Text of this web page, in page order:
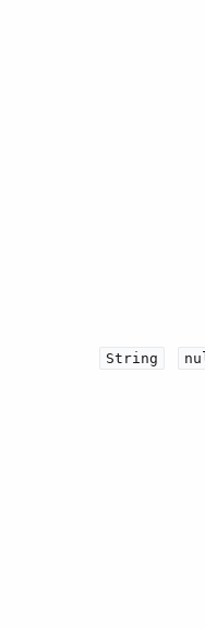
String